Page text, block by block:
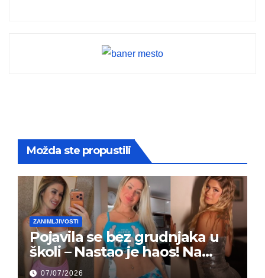
Možda ste propustili
ZANIMLJIVOSTI
Pojavila se bez grudnjaka u
školi – Nastao je haos! Na
grupi je majke napale (FOTO)
07/07/2026